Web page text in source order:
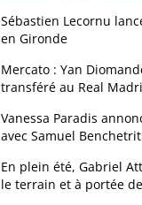
Sébastien Lecornu
en Gironde
Mercato : Yan
transféré au Real
Vanessa Paradis
avec Samuel Benchetrit
En plein été, Gabriel
le terrain et à portée